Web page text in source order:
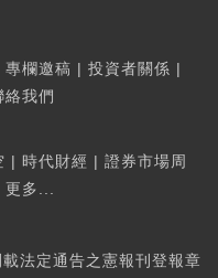
專欄邀稿 | 投資者關係 |
絡我們
| 時代財經 | 證券市場周
更多...
法定通告之憲報刊登報章